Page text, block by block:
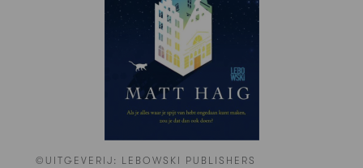
©UITGEVERIJ: LEBOWSKI PUBLISHERS